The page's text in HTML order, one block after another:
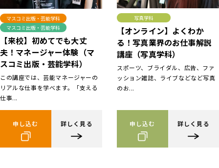
マスコミ出版・芸能学科
マスコミ出版・芸能学科
【来校】初めてでも大丈
夫！マネージャー体験（マ
スコミ出版・芸能学科）
この講座では、芸能マネージャーの
リアルな仕事を学べます。「支える
仕事...
申し込む 詳しく見る
写真学科
【オンライン】よくわか
る！写真業界のお仕事解説
講座（写真学科）
スポーツ、ブライダル、広告、ファ
ッション雑誌、ライブなどなど写真
のお...
申し込む 詳しく見る